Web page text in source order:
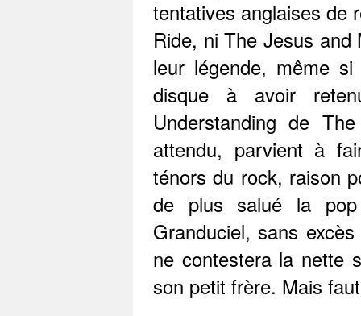
tentatives anglaises de
Ride, ni The Jesus and
leur légende, même si
disque à avoir
Understanding de
attendu, parvient à
ténors du rock, raison
de plus salué la pop
Granduciel, sans
ne contestera la nette
son petit frère. Mais